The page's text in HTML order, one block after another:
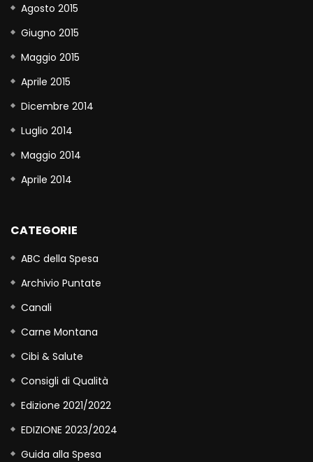
Agosto 2015
Giugno 2015
Maggio 2015
Aprile 2015
Dicembre 2014
Luglio 2014
Maggio 2014
Aprile 2014
CATEGORIE
ABC della Spesa
Archivio Puntate
Canali
Carne Montana
Cibi & Salute
Consigli di Qualità
Edizione 2021/2022
EDIZIONE 2023/2024
Guida alla Spesa